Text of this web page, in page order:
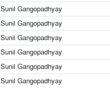
Sunil Gangopadhyay
Sunil Gangopadhyay
Sunil Gangopadhyay
Sunil Gangopadhyay
Sunil Gangopadhyay
Sunil Gangopadhyay